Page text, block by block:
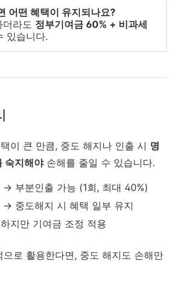
어떤 혜택이 유지되나요?
라도 정부기여금 60% + 비과세
있습니다.
이 큰 만큼, 중도 해지나 인출 시 명
숙지해야손해를 줄일 수 있습니다.
→ 부분인출 가능 (1회, 최대 40%)
→ 중도해지 시 혜택 일부 유지
지만 기여금 조정 적용
으로 활용한다면, 중도 해지도 손해만